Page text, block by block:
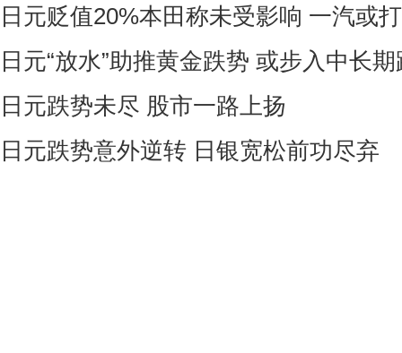
日元贬值20%本田称未受影响 一汽或
日元“放水”助推黄金跌势 或步入中长
日元跌势未尽 股市一路上扬
日元跌势意外逆转 日银宽松前功尽弃